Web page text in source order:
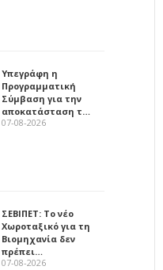
Υπεγράφη η
Προγραμματική
Σύμβαση για την
αποκατάσταση τ…
07-08-2026
ΣΕΒΙΠΕΤ: Το νέο
Χωροταξικό για τη
Βιομηχανία δεν
πρέπει…
07-08-2026